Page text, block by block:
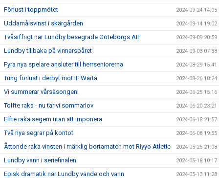
Förlust i toppmötet 2024-09-24 14:05
Uddamålsvinst i skärgården 2024-09-14 19:02
Tvåsiffrigt när Lundby besegrade Göteborgs AIF 2024-09-09 20:59
Lundby tillbaka på vinnarspåret 2024-09-03 07:38
Fyra nya spelare ansluter till herrseniorerna 2024-08-29 15:41
Tung förlust i derbyt mot IF Warta 2024-08-26 18:24
Vi summerar vårsäsongen! 2024-06-25 15:16
Tolfte raka - nu tar vi sommarlov 2024-06-20 23:21
Elfte raka segern utan att imponera 2024-06-18 21:57
Två nya segrar på kontot 2024-06-08 19:55
Åttonde raka vinsten i märklig bortamatch mot Riyyo Atletic 2024-05-25 21:08
Lundby vann i seriefinalen 2024-05-18 10:17
Episk dramatik när Lundby vände och vann 2024-05-13 11:28